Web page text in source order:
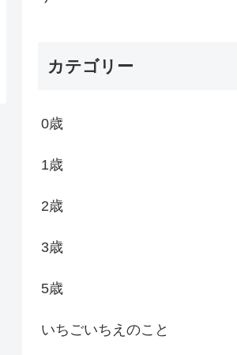
カテゴリー
0歳
1歳
2歳
3歳
5歳
いちごいちえのこと